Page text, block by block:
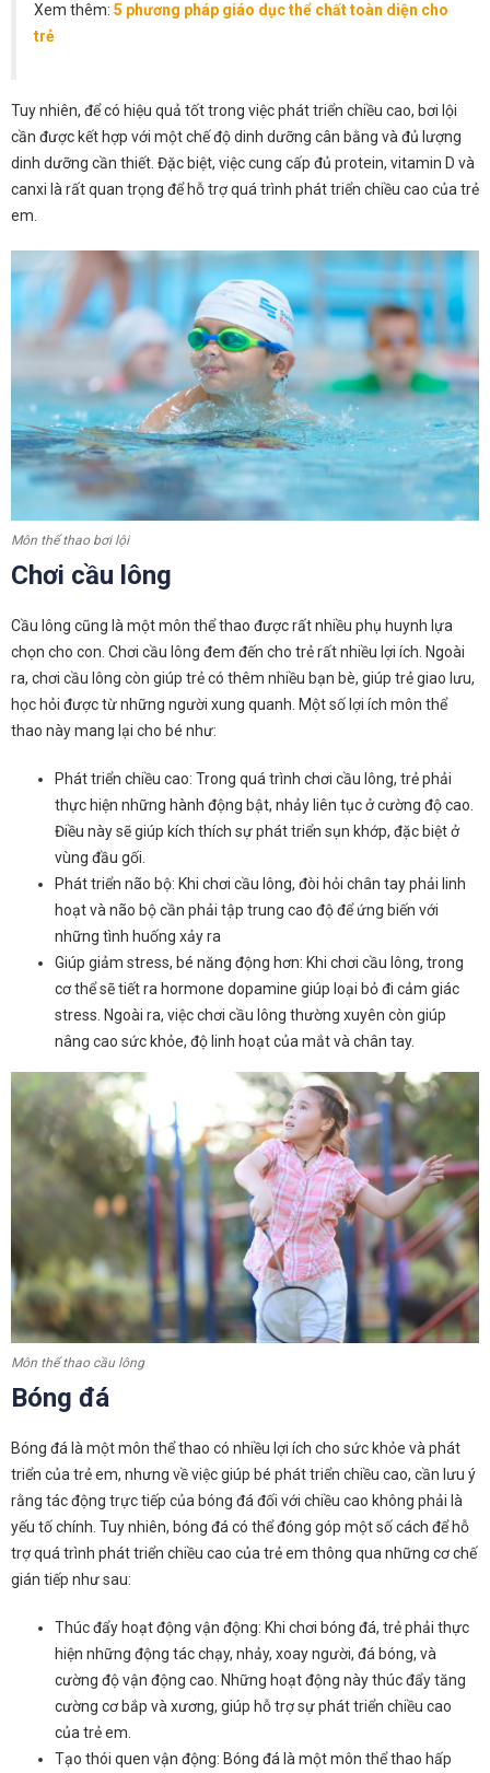
Xem thêm: 5 phương pháp giáo dục thể chất toàn diện cho
trẻ
Tuy nhiên, để có hiệu quả tốt trong việc phát triển chiều cao, bơi lội
cần được kết hợp với một chế độ dinh dưỡng cân bằng và đủ lượng
dinh dưỡng cần thiết. Đặc biệt, việc cung cấp đủ protein, vitamin D và
canxi là rất quan trọng để hỗ trợ quá trình phát triển chiều cao của trẻ
em.
Môn thể thao bơi lội
Chơi cầu lông
Cầu lông cũng là một môn thể thao được rất nhiều phụ huynh lựa
chọn cho con. Chơi cầu lông đem đến cho trẻ rất nhiều lợi ích. Ngoài
ra, chơi cầu lông còn giúp trẻ có thêm nhiều bạn bè, giúp trẻ giao lưu,
học hỏi được từ những người xung quanh. Một số lợi ích môn thể
thao này mang lại cho bé như:
Phát triển chiều cao: Trong quá trình chơi cầu lông, trẻ phải
thực hiện những hành động bật, nhảy liên tục ở cường độ cao.
Điều này sẽ giúp kích thích sự phát triển sụn khớp, đặc biệt ở
vùng đầu gối.
Phát triển não bộ: Khi chơi cầu lông, đòi hỏi chân tay phải linh
hoạt và não bộ cần phải tập trung cao độ để ứng biến với
những tình huống xảy ra
Giúp giảm stress, bé năng động hơn: Khi chơi cầu lông, trong
cơ thể sẽ tiết ra hormone dopamine giúp loại bỏ đi cảm giác
stress. Ngoài ra, việc chơi cầu lông thường xuyên còn giúp
nâng cao sức khỏe, độ linh hoạt của mắt và chân tay.
Môn thể thao cầu lông
Bóng đá
Bóng đá là một môn thể thao có nhiều lợi ích cho sức khỏe và phát
triển của trẻ em, nhưng về việc giúp bé phát triển chiều cao, cần lưu ý
rằng tác động trực tiếp của bóng đá đối với chiều cao không phải là
yếu tố chính. Tuy nhiên, bóng đá có thể đóng góp một số cách để hỗ
trợ quá trình phát triển chiều cao của trẻ em thông qua những cơ chế
gián tiếp như sau:
Thúc đẩy hoạt động vận động: Khi chơi bóng đá, trẻ phải thực
hiện những động tác chạy, nhảy, xoay người, đá bóng, và
cường độ vận động cao. Những hoạt động này thúc đẩy tăng
cường cơ bắp và xương, giúp hỗ trợ sự phát triển chiều cao
của trẻ em.
Tạo thói quen vận động: Bóng đá là một môn thể thao hấp